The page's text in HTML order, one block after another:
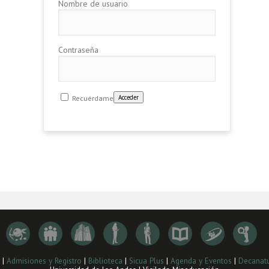
Nombre de usuario
Contraseña
Recuérdame
| Admisiones y Registro | Biblioteca | Sicua Plus | Agenda y Eventos |